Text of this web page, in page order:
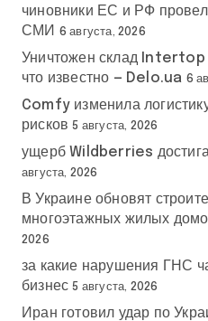
чиновники ЕС и РФ
СМИ
6 августа, 2026
Уничтожен склад
что известно — Delo.ua 6
Comfy изменила
рисков 5 августа, 2026
ущерб Wildberries
августа, 2026
В Украине обновят
многоэтажных жилых
2026
за какие нарушения ГНС
бизнес 5 августа, 2026
Иран готовил удар по